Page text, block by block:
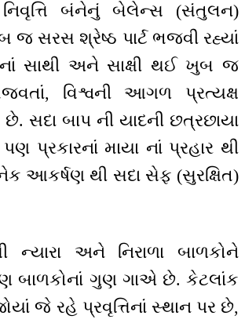
નિવૃત્તિ બંનેનું બેલેન્સ (સંતુલન)
જ સરસ શ્રેષ્ઠ પાર્ટ ભજવી રહ્યાં
સાથી અને સાક્ષી થઈ ખુબ જ
વિશ્વની આગળ પ્રત્યક્ષ
સદા બાપ ની યાદની છત્રછાયા
પ્રકારનાં માયા નાં પ્રહાર થી
આકર્ષણ થી સદા સેફ (સુરક્ષિત)
ન્યારા અને નિરાળા બાળકોને
બાળકોનાં ગુણ ગાએ છે. કેટલાંક
જે રહે પ્રવૃત્તિનાં સ્થાન પર છે,